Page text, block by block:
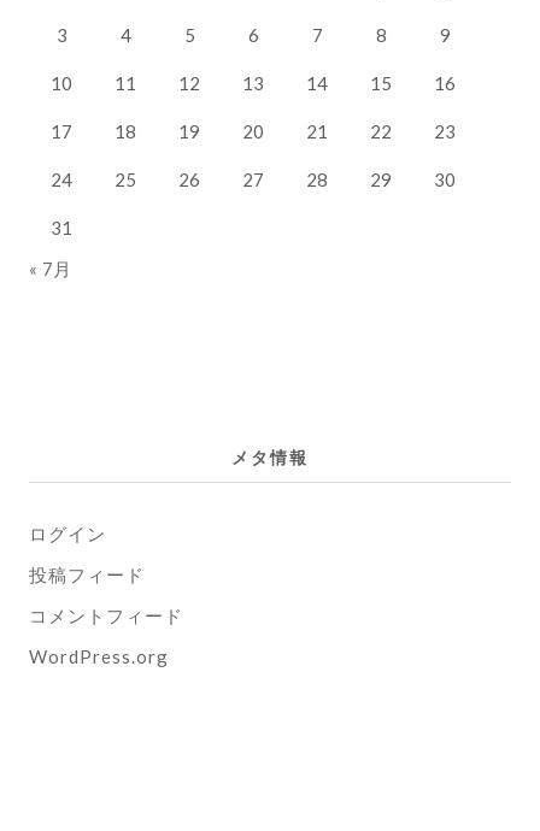
3 4 5 6 7 8 9
10 11 12 13 14 15 16
17 18 19 20 21 22 23
24 25 26 27 28 29 30
31
« 7月
メタ情報
ログイン
投稿フィード
コメントフィード
WordPress.org